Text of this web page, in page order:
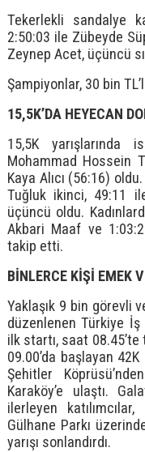
Tekerlekli sandalye
2:50:03 ile Zübeyde
Zeynep Acet, üçüncü
Şampiyonlar, 30 bin
15,5K’DA HEYECAN
15,5K yarışlarında
Mohammad Hossein
Kaya Alıcı (56:16)
Tuğluk ikinci, 49:11
üçüncü oldu.
Akbari Maaf ve
takip etti.
BİNLERCE KİŞİ EMEK
Yaklaşık 9 bin görevli
düzenlenen Türkiye İş
ilk startı, saat
09.00’da başlayan
Şehitler
Karaköy’e ulaştı.
ilerleyen
Gülhane Parkı
yarışı sonlandırdı.